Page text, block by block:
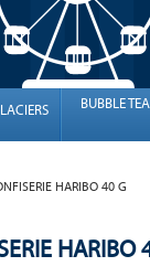
BUBBLE TEA
HARIBO 40 G
HARIBO